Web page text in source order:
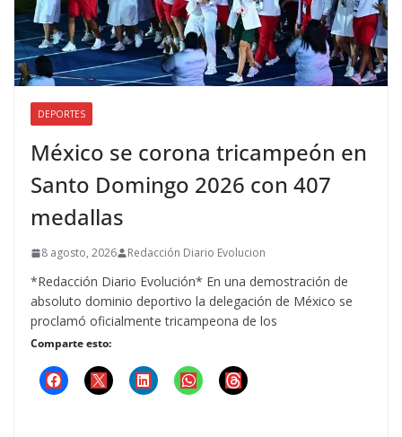
DEPORTES
México se corona tricampeón en
Santo Domingo 2026 con 407
medallas
8 agosto, 2026 Redacción Diario Evolucion
*Redacción Diario Evolución* En una demostración de
absoluto dominio deportivo la delegación de México se
proclamó oficialmente tricampeona de los
Comparte esto: